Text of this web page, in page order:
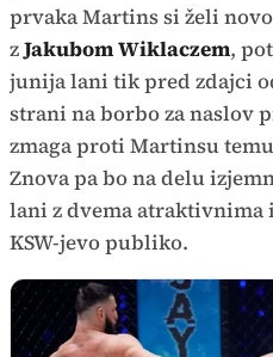
prvaka Martins si želi
zJakubom Wiklaczem,
junija lani tik pred zdajci
strani na borbo za naslov
zmaga proti Martinsu
Znova pa bo na delu
lani z dvema
KSW-jevo publiko.